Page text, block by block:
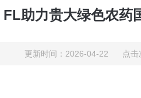
助力贵大绿色农药
更新时间：2026-04-22 点击